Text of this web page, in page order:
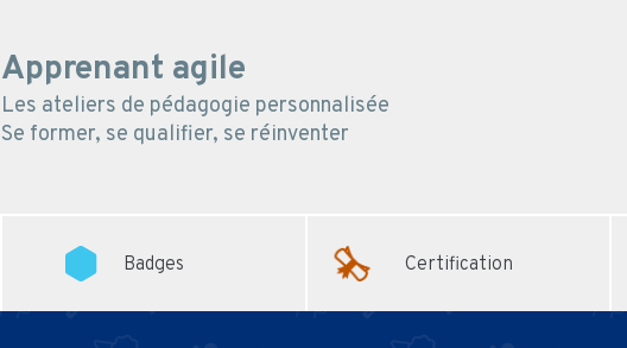
Apprenant agile
Les ateliers de pédagogie personnalisée
Se former, se qualifier, se réinventer